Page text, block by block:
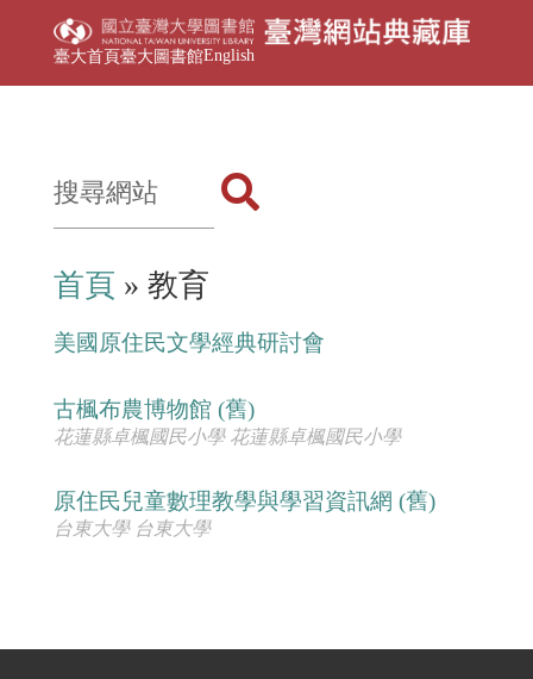
臺大首頁臺大圖書館English
首頁 » 教育
美國原住民文學經典研討會
古楓布農博物館 (舊)
花蓮縣卓楓國民小學 花蓮縣卓楓國民小學
原住民兒童數理教學與學習資訊網 (舊)
台東大學 台東大學